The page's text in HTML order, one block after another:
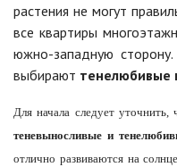
растения не могут
все квартиры
южно-западную
выбирают тенелюбивые
Для начала следует
теневыносливые и
отлично развиваются на